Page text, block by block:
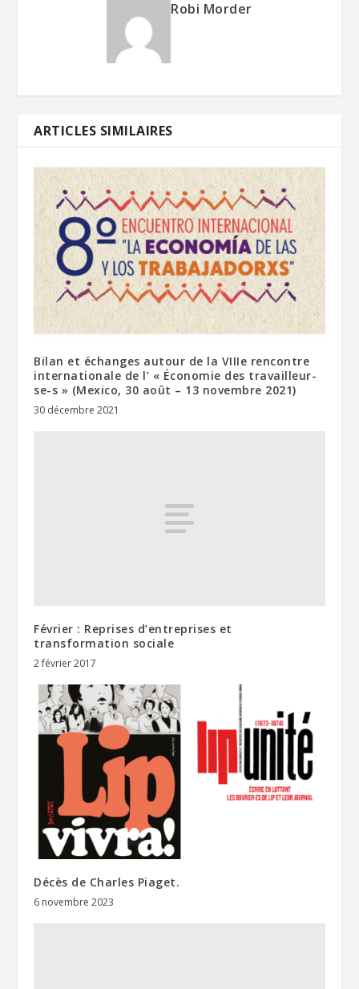
Robi Morder
ARTICLES SIMILAIRES
Bilan et échanges autour de la VIIIe rencontre
internationale de l’ « Économie des travailleur-
se-s » (Mexico, 30 août – 13 novembre 2021)
30 décembre 2021
Février : Reprises d’entreprises et
transformation sociale
2 février 2017
Décès de Charles Piaget.
6 novembre 2023